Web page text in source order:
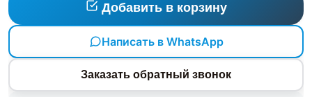
Добавить в корзину
Написать в WhatsApp
Заказать обратный звонок